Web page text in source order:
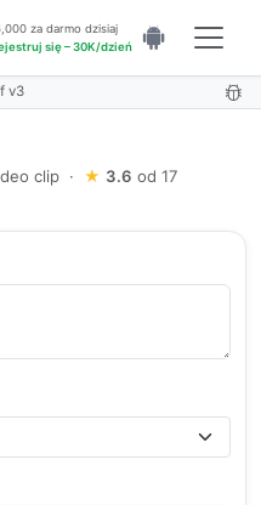
za darmo dzisiaj
się – 30K/dzień
v3
clip · ★ 3.6 od 17